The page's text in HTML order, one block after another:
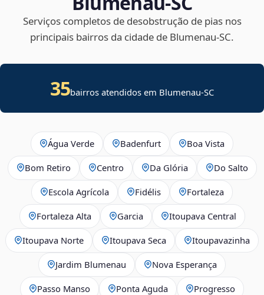
Serviços completos de desobstrução de pias nos
principais bairros da cidade de Blumenau‑SC.
35bairros atendidos em Blumenau-SC
Água Verde Badenfurt Boa Vista
Bom Retiro Centro Da Glória Do Salto
Escola Agrícola Fidélis Fortaleza
Fortaleza Alta Garcia Itoupava Central
Itoupava Norte Itoupava Seca Itoupavazinha
Jardim Blumenau Nova Esperança
Passo Manso Ponta Aguda Progresso